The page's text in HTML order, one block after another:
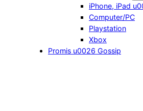
iPhone, iPad
Computer/PC
Playstation
Xbox
Promis u0026 Gossip